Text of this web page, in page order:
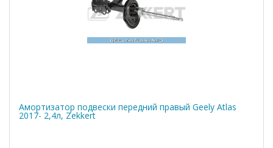
Амортизатор подвески передний правый Geely Atlas
2017- 2,4л, Zekkert